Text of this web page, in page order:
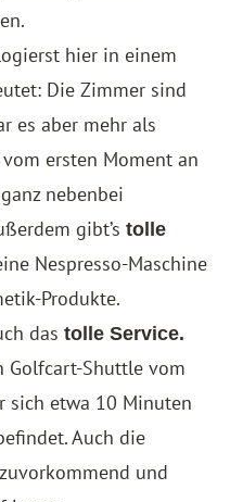
hier in einem
Die Zimmer sind
es aber mehr als
ersten Moment an
nebenbei
gibt’s tolle
Nespresso-Maschine
Produkte.
das tolle Service.
Golfcart-Shuttle vom
sich etwa 10 Minuten
Auch die
und